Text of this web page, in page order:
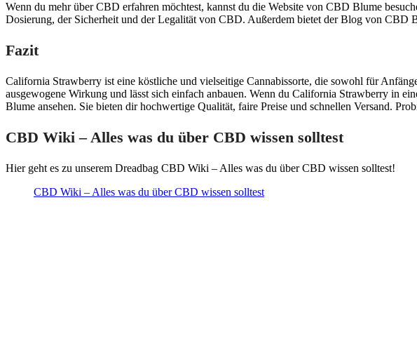
Wenn du mehr über CBD erfahren möchtest, kannst du die Website von CBD Blume
Dosierung, der Sicherheit und der Legalität von CBD. Außerdem bietet der Blog von CBD
Fazit
California Strawberry ist eine köstliche und vielseitige Cannabissorte, die sowohl für
ausgewogene Wirkung und lässt sich einfach anbauen. Wenn du California Strawberry in
Blume ansehen. Sie bieten dir hochwertige Qualität, faire Preise und schnellen Versand.
CBD Wiki – Alles was du über CBD wissen solltest
Hier geht es zu unserem Dreadbag CBD Wiki – Alles was du über CBD wissen solltest!
CBD Wiki – Alles was du über CBD wissen solltest